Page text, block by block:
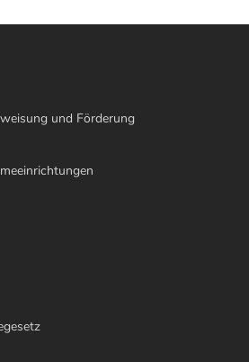
und Förderung